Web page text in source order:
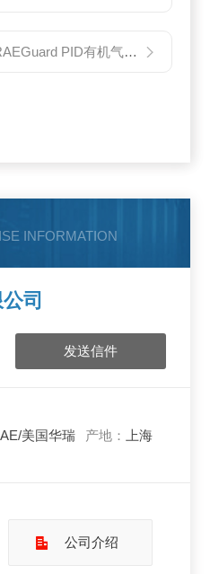
PID有机气体检测仪FGM-100X
INFORMATION
司
发送信件
美国华瑞 产地： 上海
公司介绍